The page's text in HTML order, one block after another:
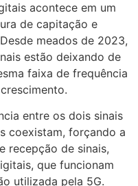
acontece em um
de capitação e
meados de 2023,
estão deixando de
faixa de frequência
entre os dois sinais
coexistam, forçando a
recepção de sinais,
que funcionam
utilizada pela 5G.